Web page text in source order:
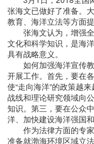
张海文已做好了准备。
教育、海洋立法等方面提
张海文认为，增强全
文化和科学知识，是海
具有战略意义。
如何加强海洋宣传教
开展工作。首先，要在
使“走向海洋”的政策越
战线和理论研究领域向
知识。第三，要在公众
洋、加快建设海洋强国
作为法律方面的专家
准备就渤海环境区域立